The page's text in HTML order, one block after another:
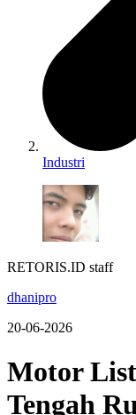
Industri
RETORIS.ID staff
dhanipro
20-06-2026
Motor
Tengah